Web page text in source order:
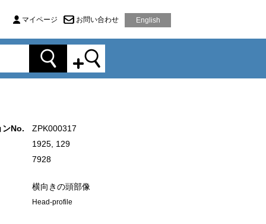
マイページ お問い合わせ English
ンNo.
ZPK000317
1925, 129
7928
横向きの頭部像
Head-profile